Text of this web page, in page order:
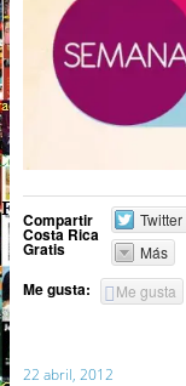
Compartir
Costa Rica
Gratis
Twitter
Más
Me gusta: Me gusta
22 abril, 2012